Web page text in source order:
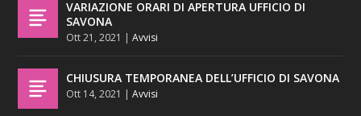
VARIAZIONE ORARI DI APERTURA UFFICIO DI
SAVONA
Ott 21, 2021 |Avvisi
CHIUSURA TEMPORANEA DELL’UFFICIO DI SAVONA
Ott 14, 2021 |Avvisi